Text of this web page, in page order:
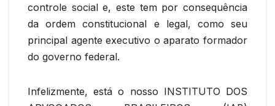
controle social e, este tem por consequência
da ordem constitucional e legal, como seu
principal agente executivo o aparato formador
do governo federal.
Infelizmente, está o nosso INSTITUTO DOS